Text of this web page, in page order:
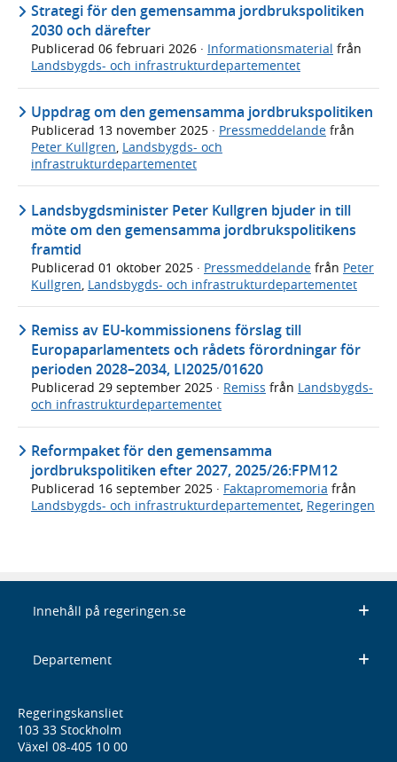
Strategi för den gemensamma jordbrukspolitiken
2030 och därefter
Publicerad 06 februari 2026 · Informationsmaterial från
Landsbygds- och infrastrukturdepartementet
Uppdrag om den gemensamma jordbrukspolitiken
Publicerad 13 november 2025 · Pressmeddelande från
Peter Kullgren, Landsbygds- och
infrastrukturdepartementet
Landsbygdsminister Peter Kullgren bjuder in till
möte om den gemensamma jordbrukspolitikens
framtid
Publicerad 01 oktober 2025 · Pressmeddelande från Peter
Kullgren Landsbygds- och infrastrukturdepartementet
Remiss av EU-kommissionens förslag till
Europaparlamentets och rådets förordningar för
perioden 2028–2034, LI2025/01620
Publicerad 29 september 2025 · Remiss från Landsbygds-
och infrastrukturdepartementet
Reformpaket för den gemensamma
jordbrukspolitiken efter 2027, 2025/26:FPM12
Publicerad 16 september 2025 · Faktapromemoria från
Landsbygds- och infrastrukturdepartementet, Regeringen
Innehåll på regeringen.se
Departement
Regeringskansliet
103 33 Stockholm
Växel 08-405 10 00